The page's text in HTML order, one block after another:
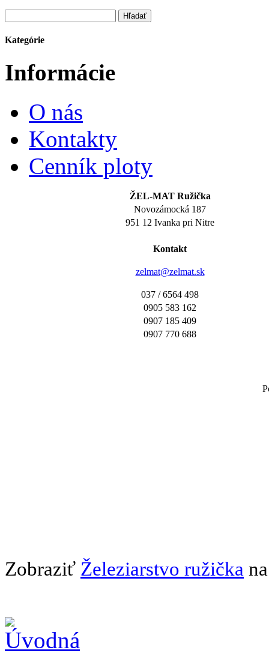
Kategórie
Informácie
O nás
Kontakty
Cenník ploty
ŽEL-MAT Ružička
Novozámocká 187
951 12 Ivanka pri Nitre
Kontakt
zelmat@zelmat.sk
037 / 6564 498
0905 583 162
0907 185 409
0907 770 688
Zobraziť Železiarstvo ružička